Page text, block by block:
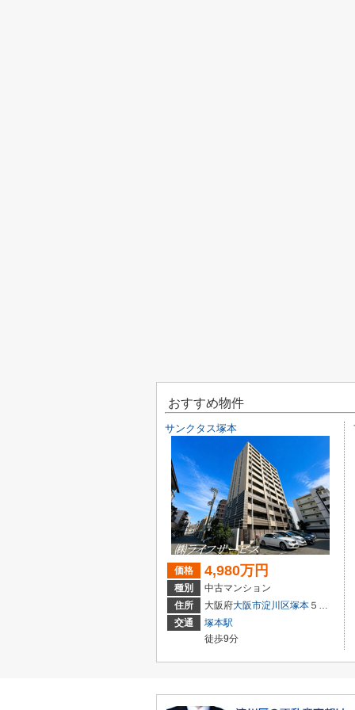
おすすめ物件
サンクタス塚本
価格 4,980万円
種別
中古マンション
住所
大阪府大阪市淀川区塚本 ５丁目3-22
交通
塚本駅
徒歩9分